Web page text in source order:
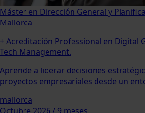
Máster en Dirección General y
Mallorca
+ Acreditación Professional en Digital
Tech Management.
Aprende a liderar decisiones
proyectos empresariales desde un
mallorca
Octubre 2026 / 9 meses